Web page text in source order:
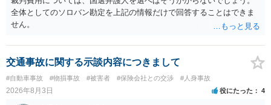
全体としてのソロバン勘定を上記の情報だけで回答することはできま
せん。
交通事故に関する示談内容につきまして
#自動車事故 #物損事故 #被害者 #保険会社との交渉 #人身事故
2026年8月3日 役にたった 4